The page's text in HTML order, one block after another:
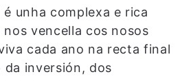
unha complexa e rica
vencella cos nosos
cada ano na recta final
da inversión, dos